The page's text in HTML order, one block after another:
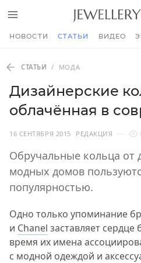
НОВОСТИ СТАТЬИ ВИДЕО
СТАТЬИ / МОДА
Дизайнерские
облачённая в
16 СЕНТЯБРЯ 2015 РЕДАКЦИЯ
Обручальные кольца от
модных домов
популярностью.
Одно только упоминание
и Chanel заставляет
время их имена
с модной одеждой и